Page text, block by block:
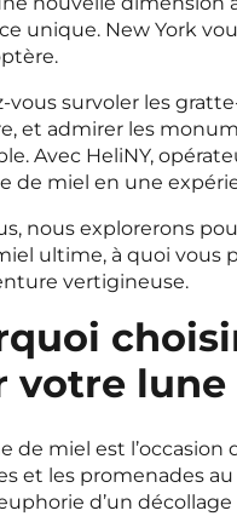
unique. New York
vous survoler les
et admirer les
Avec HeliNY,
de miel en une
nous explorerons
ultime, à quoi vous
vertigineuse.
votre lune
de miel est l’occasion
et les promenades
d’un